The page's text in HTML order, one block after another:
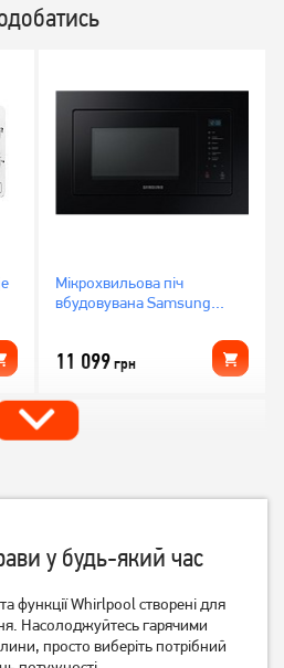
Мікрохвильова піч
вбудовувана Samsung
11 099грн
Мікрохвильова піч LG MS
2042 DY
у будь-який час
функції Whirlpool створені для
Насолоджуйтесь гарячими
просто виберіть потрібний